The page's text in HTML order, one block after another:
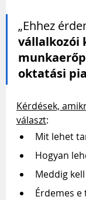
„Ehhez
vállalkozói
oktatási
Kérdések,
választ:
Mit lehet
Hogyan
Meddig
Érdemes e